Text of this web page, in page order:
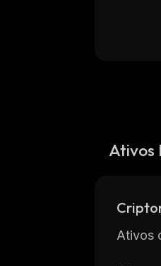
Ativos
Ativos